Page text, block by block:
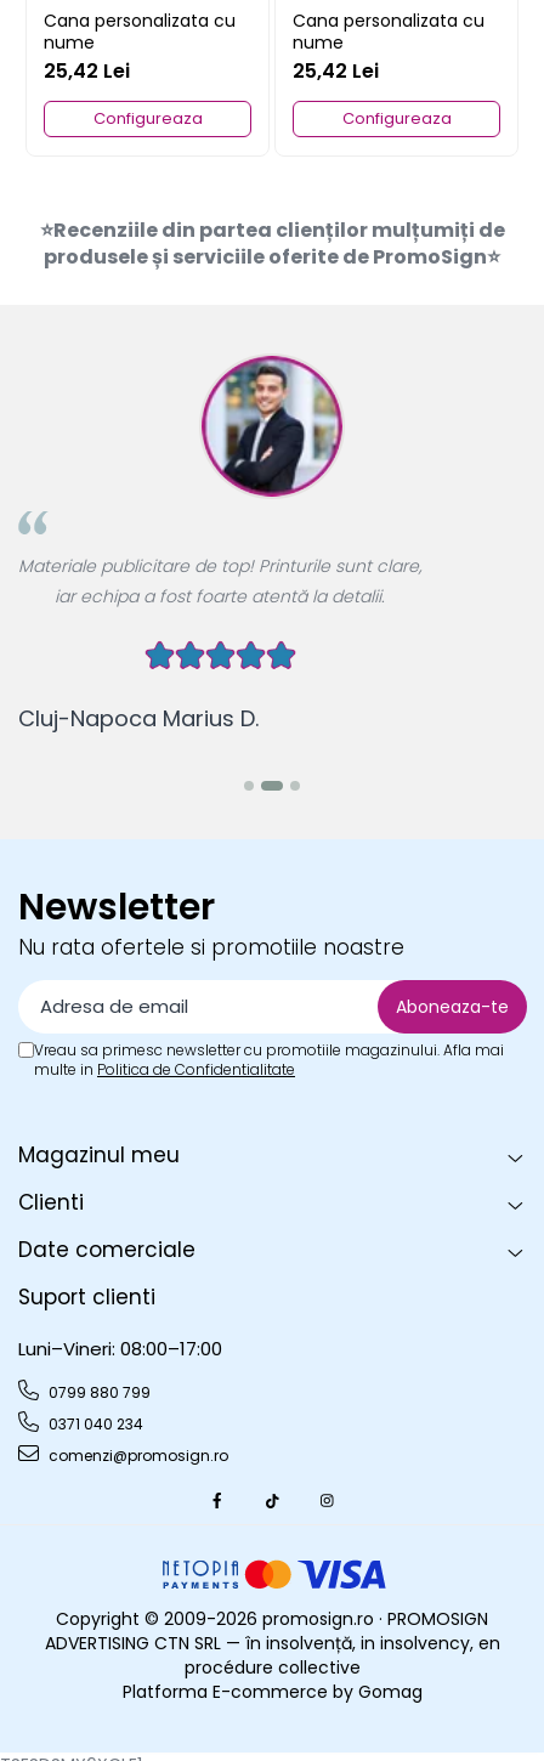
Cana personalizata cu
nume
25,42 Lei
Configureaza
Cana personalizata cu
nume
25,42 Lei
Configureaza
⭐Recenziile din partea clienților mulțumiți de
produsele și serviciile oferite de PromoSign⭐
Cluj-Napoca Marius D.
Materiale publicitare de top! Printurile sunt clare,
iar echipa a fost foarte atentă la detalii.
Newsletter
Nu rata ofertele si promotiile noastre
Vreau sa primesc newsletter cu promotiile magazinului. Afla mai
multe in Politica de Confidentialitate
Magazinul meu
Clienti
Date comerciale
Suport clienti
Luni–Vineri: 08:00–17:00
0799 880 799
0371 040 234
comenzi@promosign.ro
Copyright © 2009-2026 promosign.ro · PROMOSIGN
ADVERTISING CTN SRL — în insolvență, in insolvency, en
procédure collective
Platforma E-commerce by Gomag